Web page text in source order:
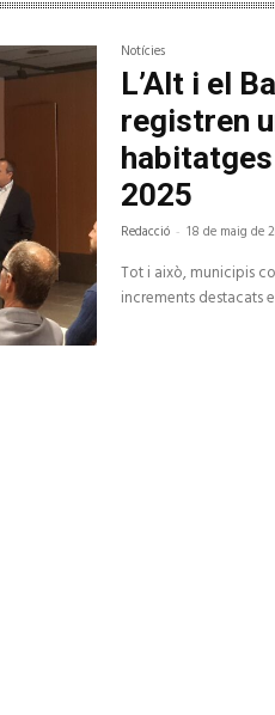
Notícies
L’Alt i el
registren
2025
Redacció - 18 de maig de
Tot i això, municipis
increments destacats